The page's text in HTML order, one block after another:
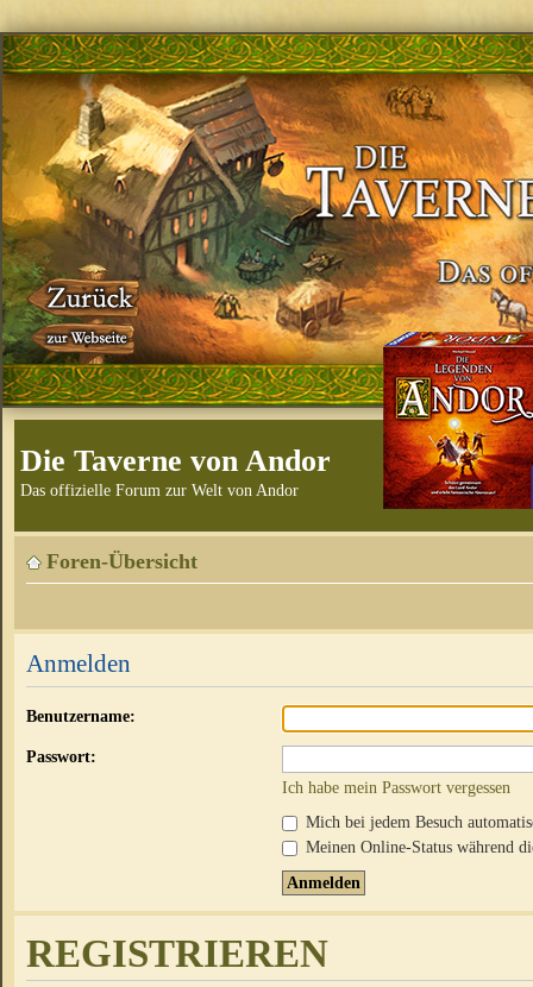
Die Taverne von Andor
Das offizielle Forum zur Welt von Andor
Foren-Übersicht
Anmelden
Benutzername:
Passwort:
Ich habe mein Passwort vergessen
Mich bei jedem Besuch
Meinen Online-Status während
REGISTRIEREN